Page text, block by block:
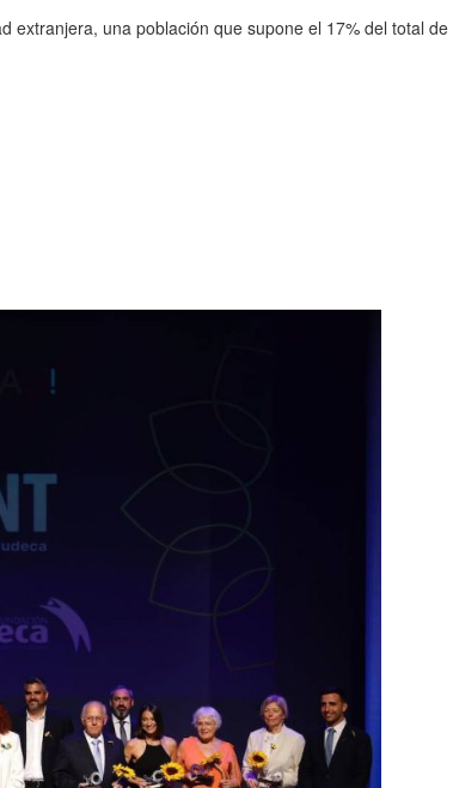
una población que supone el 17% del total